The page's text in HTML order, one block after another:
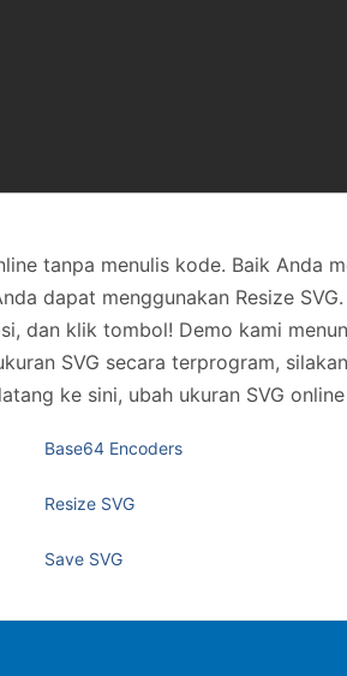
tanpa menulis kode. Baik Anda
dapat menggunakan Resize
dan klik tombol! Demo kami
SVG secara terprogram,
ke sini, ubah ukuran SVG
Base64 Encoders
Resize SVG
Save SVG